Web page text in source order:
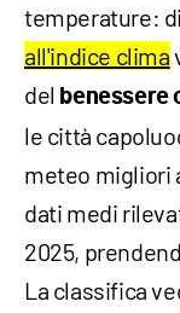
temperature:
all'indice clima
del benessere
le città
meteo migliori
dati medi
2025,
La classifica